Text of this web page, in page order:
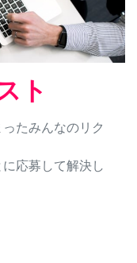
ト
たみんなのリク
応募して解決し